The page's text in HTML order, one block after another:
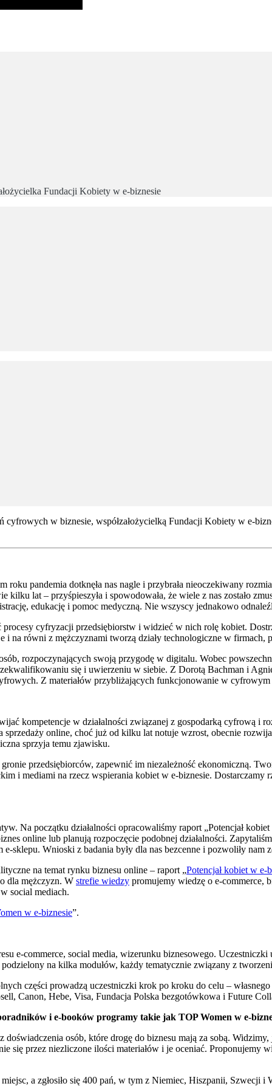
Fundacji Kobiety w e-biznesie
w biznesie, współzałożycielką Fundacji Kobiety w e-
pandemia dotknęła nas nagle i przybrała nieoczekiwany
lat – przyśpieszyła i spowodowała, że wiele z nas zostało
edukację i pomoc medyczną. Nie wszyscy jednakowo
cyfryzacji przedsiębiorstw i widzieć w nich rolę kobiet.
na równi z mężczyznami tworzą działy technologiczne w firmach,
rozpoczynających swoją przygodę w digitalu. Wobec
się i uwierzeniu w siebie. Z Dorotą Bachman i
Z materiałów przybliżających funkcjonowanie w
kompetencje w działalności związanej z gospodarką cyfrową i
online, choć już od kilku lat notuje wzrost, obecnie
sprzyja temu zjawisku.
przedsiębiorców, zapewnić im niezależność ekonomiczną.
i mediami na rzecz wspierania kobiet w e-biznesie. Dostarczamy
Na początku działalności opracowaliśmy raport „Potencjał
online lub planują rozpoczęcie podobnej działalności.
sklepu. Wnioski z badania były dla nas bezcenne i pozwoliły
na temat rynku biznesu online – raport „Potencjał kobiet w e-
dla mężczyzn. W strefie wiedzy promujemy wiedzę o e-commerce,
social mediach.
w e-biznesie”.
e-commerce, social media, wizerunku biznesowego.
na kilka modułów, każdy tematycznie związany z
części prowadzą uczestniczki krok po kroku do celu –
Canon, Hebe, Visa, Fundacja Polska bezgotówkowa i Future
i e-booków programy takie jak TOP Women w e-
osób, które drogę do biznesu mają za sobą.
się przez niezliczone ilości materiałów i je oceniać. Proponujemy
a zgłosiło się 400 pań, w tym z Niemiec, Hiszpanii,